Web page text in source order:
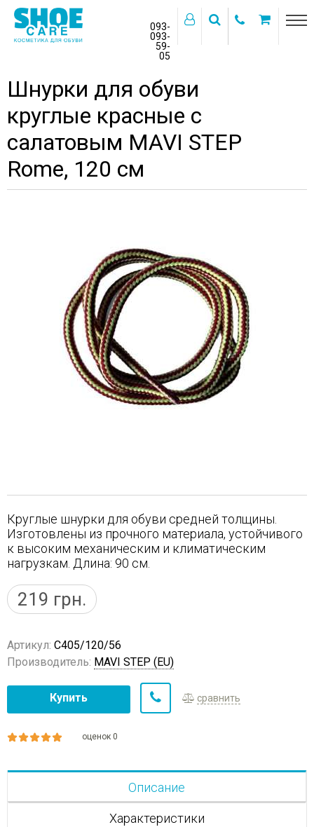
093-
093-
59-
05
Шнурки для обуви
круглые красные с
салатовым MAVI STEP
Rome, 120 см
Круглые шнурки для обуви средней толщины.
Изготовлены из прочного материала, устойчивого
к высоким механическим и климатическим
нагрузкам. Длина: 90 см.
219 грн.
Артикул: C405/120/56
Производитель: MAVI STEP (EU)
Купить сравнить
оценок 0
Описание
Характеристики